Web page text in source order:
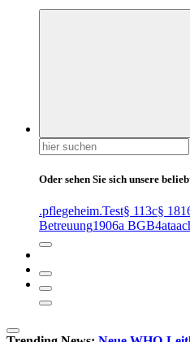
Suchen
nach:
Oder sehen Sie sich unsere
.pflegeheim.Test§ 113c§
Betreuung1906a BGB4at